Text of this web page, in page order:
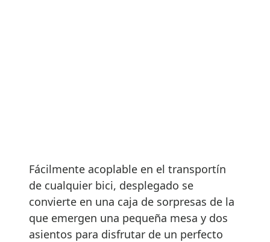
Fácilmente acoplable en el transportín
de cualquier bici, desplegado se
convierte en una caja de sorpresas de la
que emergen una pequeña mesa y dos
asientos para disfrutar de un perfecto